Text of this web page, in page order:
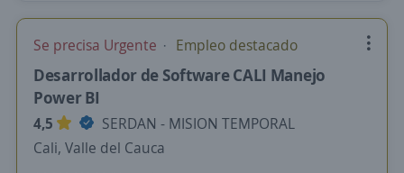
Se precisa Urgente Empleo destacado
Desarrollador de Software CALI Manejo
Power BI
4,5
SERDAN - MISION TEMPORAL
Cali, Valle del Cauca